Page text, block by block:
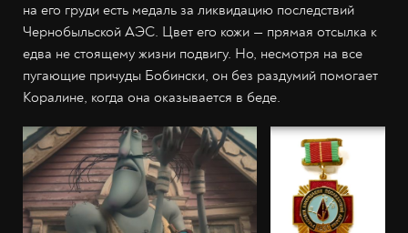
на его груди есть медаль за ликвидацию последствий
Чернобыльской АЭС. Цвет его кожи — прямая отсылка к
едва не стоящему жизни подвигу. Но, несмотря на все
пугающие причуды Бобински, он без раздумий помогает
Коралине, когда она оказывается в беде.